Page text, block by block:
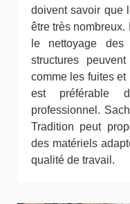
doivent savoir que
être très
le nettoyage
structures
comme les fuites et
est préférable
professionnel.
Tradition peut
des matériels
qualité de travail.